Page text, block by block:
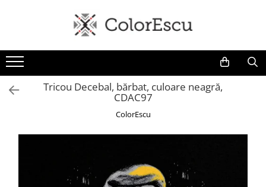
Toate produsele
Tricouri
Tricouri bărbați
Tricouri damă
Bluze si hanorace bărbați
Tricou Decebal, bărbat, culoare neagră,
CDAC97
ColorEscu